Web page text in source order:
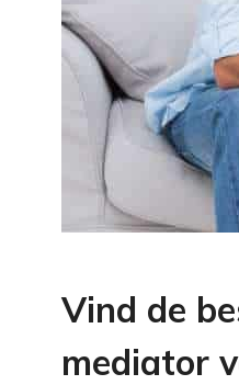
Vind de
mediator